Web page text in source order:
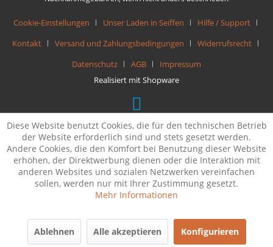
Cookie-Einstellungen Unser Laden in Seiffen
Hilfe / Support
Kontakt
Versand und Zahlungsbedingungen
Widerrufsrecht
Datenschutz
AGB
Impressum
Realisiert mit Shopware
Diese Website benutzt Cookies, die für den technischen Betrieb
der Website erforderlich sind und stets gesetzt werden.
Andere Cookies, die den Komfort bei Benutzung dieser Website
erhöhen, der Direktwerbung dienen oder die Interaktion mit
anderen Websites und sozialen Netzwerken vereinfachen
sollen, werden nur mit Ihrer Zustimmung gesetzt.
Mehr Informationen
Ablehnen Alle akzeptieren Konfigurieren